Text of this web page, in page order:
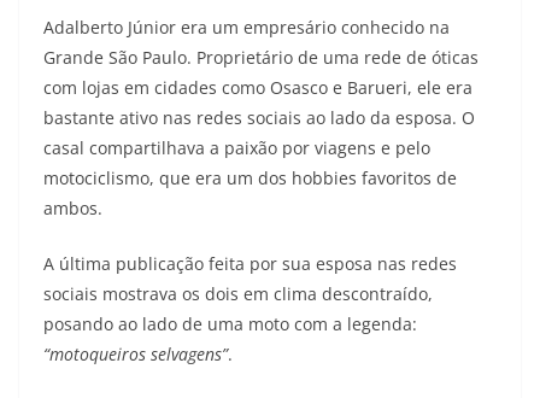
Adalberto Júnior era um empresário conhecido na
Grande São Paulo. Proprietário de uma rede de óticas
com lojas em cidades como Osasco e Barueri, ele era
bastante ativo nas redes sociais ao lado da esposa. O
casal compartilhava a paixão por viagens e pelo
motociclismo, que era um dos hobbies favoritos de
ambos.
A última publicação feita por sua esposa nas redes
sociais mostrava os dois em clima descontraído,
posando ao lado de uma moto com a legenda:
“motoqueiros selvagens”.